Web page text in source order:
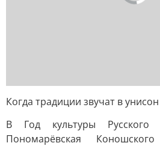
Когда традиции звучат в унисон
В Год культуры
Пономарёвская